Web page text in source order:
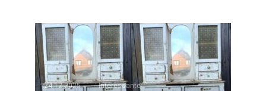
24.12.2025
Interessante